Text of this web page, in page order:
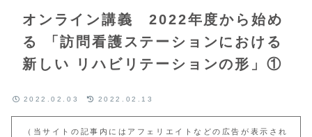
オンライン講義 2022年度から始め
る 「訪問看護ステーションにおける
新しい リハビリテーションの形」①
2022.02.03 2022.02.13
（当サイトの記事内にはアフェリエイトなどの広告が表示され